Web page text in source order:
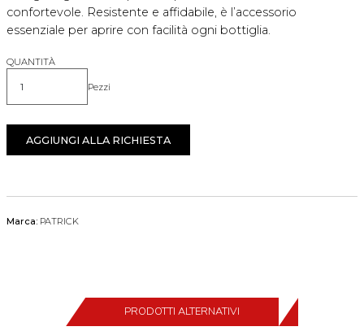
confortevole. Resistente e affidabile, è l’accessorio
essenziale per aprire con facilità ogni bottiglia.
QUANTITÀ
Quantità Pezzi
AGGIUNGI ALLA RICHIESTA
Marca: PATRICK
PRODOTTI ALTERNATIVI